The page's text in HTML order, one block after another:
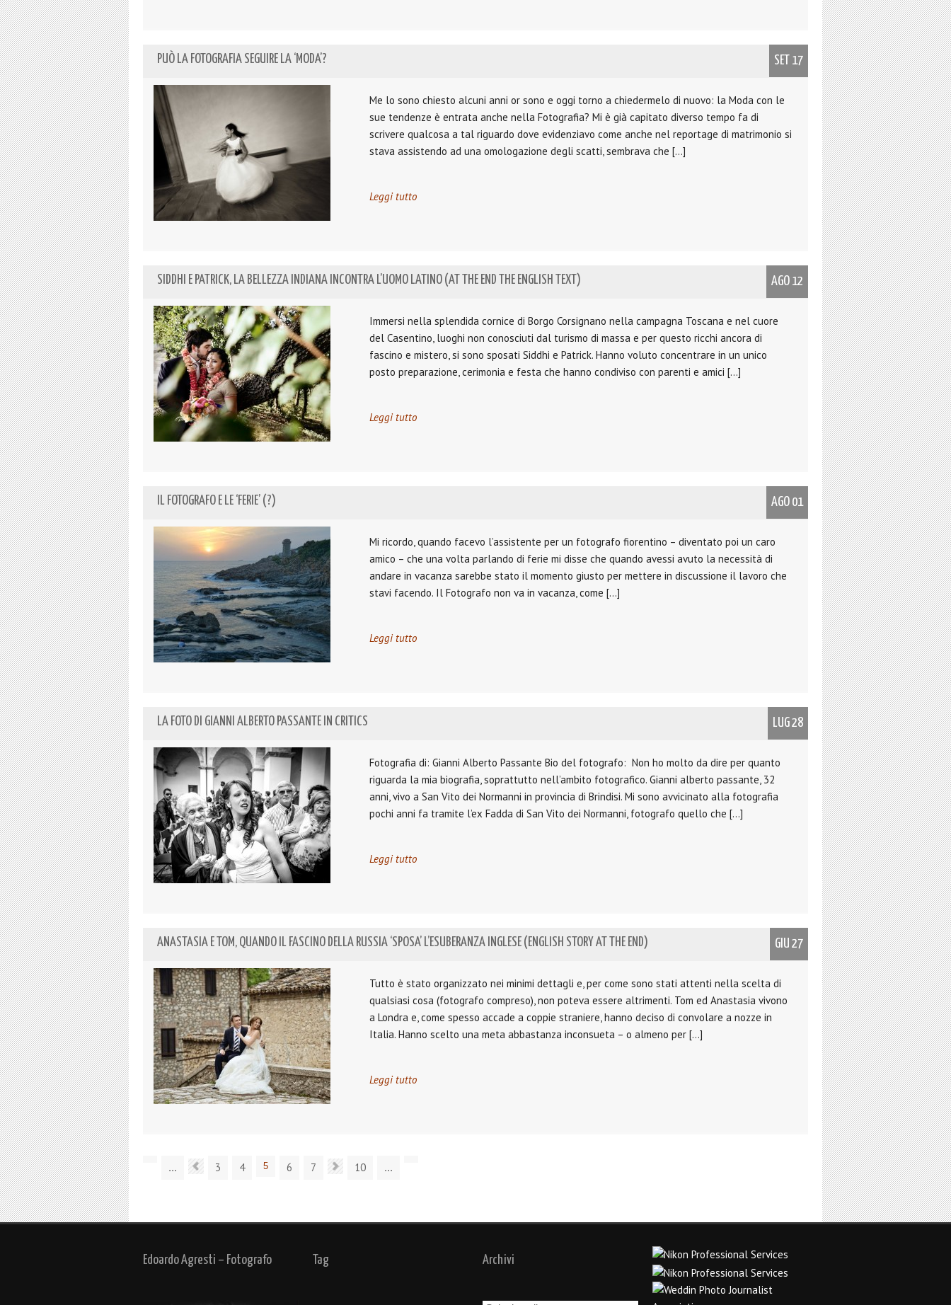
PUÒ LA FOTOGRAFIA SEGUIRE LA ‘MODA’? SET 17
Me lo sono chiesto alcuni anni or sono e oggi torno a chiedermelo di nuovo: la Moda con le
sue tendenze è entrata anche nella Fotografia? Mi è già capitato diverso tempo fa di
scrivere qualcosa a tal riguardo dove evidenziavo come anche nel reportage di matrimonio si
stava assistendo ad una omologazione degli scatti, sembrava che […]
Leggi tutto
SIDDHI E PATRICK, LA BELLEZZA INDIANA INCONTRA L’UOMO LATINO (AT THE END THE ENGLISH TEXT) AGO 12
Immersi nella splendida cornice di Borgo Corsignano nella campagna Toscana e nel cuore
del Casentino, luoghi non conosciuti dal turismo di massa e per questo ricchi ancora di
fascino e mistero, si sono sposati Siddhi e Patrick. Hanno voluto concentrare in un unico
posto preparazione, cerimonia e festa che hanno condiviso con parenti e amici […]
Leggi tutto
IL FOTOGRAFO E LE ‘FERIE’ (?) AGO 01
Mi ricordo, quando facevo l’assistente per un fotografo fiorentino – diventato poi un caro
amico – che una volta parlando di ferie mi disse che quando avessi avuto la necessità di
andare in vacanza sarebbe stato il momento giusto per mettere in discussione il lavoro che
stavi facendo. Il Fotografo non va in vacanza, come […]
Leggi tutto
LA FOTO DI GIANNI ALBERTO PASSANTE IN CRITICS LUG 28
Fotografia di: Gianni Alberto Passante Bio del fotografo: Non ho molto da dire per quanto
riguarda la mia biografia, soprattutto nell’ambito fotografico. Gianni alberto passante, 32
anni, vivo a San Vito dei Normanni in provincia di Brindisi. Mi sono avvicinato alla fotografia
pochi anni fa tramite l’ex Fadda di San Vito dei Normanni, fotografo quello che […]
Leggi tutto
ANASTASIA E TOM, QUANDO IL FASCINO DELLA RUSSIA ‘SPOSA’ L’ESUBERANZA INGLESE (ENGLISH STORY AT THE END) GIU 27
Tutto è stato organizzato nei minimi dettagli e, per come sono stati attenti nella scelta di
qualsiasi cosa (fotografo compreso), non poteva essere altrimenti. Tom ed Anastasia vivono
a Londra e, come spesso accade a coppie straniere, hanno deciso di convolare a nozze in
Italia. Hanno scelto una meta abbastanza inconsueta – o almeno per […]
Leggi tutto
... 3 4 5 6 7 10 ...
Edoardo Agresti – Fotografo Tag Archivi